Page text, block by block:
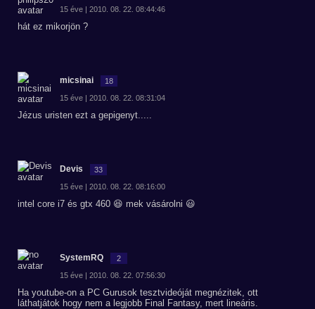
15 éve | 2010. 08. 22. 08:44:46
hát ez mikorjön ?
micsinai 18
15 éve | 2010. 08. 22. 08:31:04
Jézus uristen ezt a gepigenyt.....
Devis 33
15 éve | 2010. 08. 22. 08:16:00
intel core i7 és gtx 460 😆 mek vásárolni 😃
SystemRQ 2
15 éve | 2010. 08. 22. 07:56:30
Ha youtube-on a PC Gurusok tesztvideóját megnézitek, ott
láthatjátok hogy nem a legjobb Final Fantasy, mert lineáris.